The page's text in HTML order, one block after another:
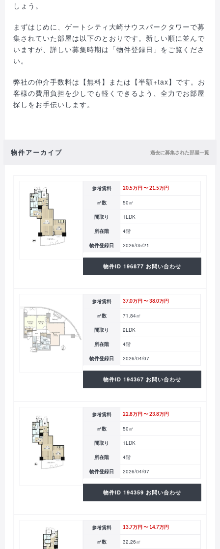
しょう。
まずはじめに、ゲートシティ大崎サウスパークタワーで募
集されていた部屋は以下のとおりです。新しい順に並んで
いますが、詳しい募集時期は「物件登録日」をご覧くださ
い。
弊社の仲介手数料は【無料】または【半額+tax】です。お
客様の費用負担を少しでも軽くできるよう、全力でお部屋
探しをお手伝いします。
物件アーカイブ 過去に募集された部屋一覧
参考賃料 20.5万円 〜 21.5万円
㎡数 50㎡
間取り 1LDK
所在階 4階
物件登録日 2026/05/21
物件ID 196877 お問い合わせ
参考賃料 37.0万円 〜 38.0万円
㎡数 71.84㎡
間取り 2LDK
所在階 4階
物件登録日 2026/04/07
物件ID 194367 お問い合わせ
参考賃料 22.8万円 〜 23.8万円
㎡数 50㎡
間取り 1LDK
所在階 4階
物件登録日 2026/04/07
物件ID 194359 お問い合わせ
参考賃料 13.7万円 〜 14.7万円
㎡数 32.26㎡